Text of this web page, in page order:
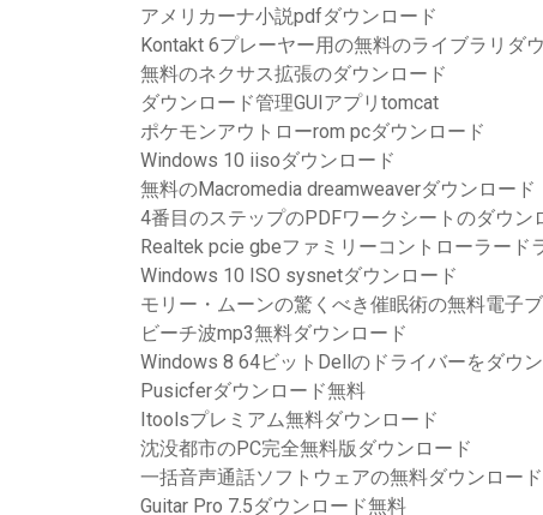
アメリカーナ小説pdfダウンロード
Kontakt 6プレーヤー用の無料のライブラリダ
無料のネクサス拡張のダウンロード
ダウンロード管理GUIアプリtomcat
ポケモンアウトローrom pcダウンロード
Windows 10 iisoダウンロード
無料のMacromedia dreamweaverダウンロード
4番目のステップのPDFワークシートのダウン
Realtek pcie gbeファミリーコントローラード
Windows 10 ISO sysnetダウンロード
モリー・ムーンの驚くべき催眠術の無料電子
ビーチ波mp3無料ダウンロード
Windows 8 64ビットDellのドライバーをダウ
Pusicferダウンロード無料
Itoolsプレミアム無料ダウンロード
沈没都市のPC完全無料版ダウンロード
一括音声通話ソフトウェアの無料ダウンロード
Guitar Pro 7.5ダウンロード無料